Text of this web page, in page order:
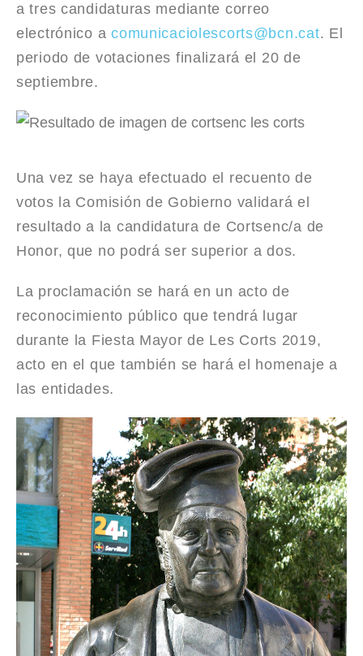
a tres candidaturas mediante correo
electrónico acomunicaciolescorts@bcn.cat. El
periodo de votaciones finalizará el 20 de
septiembre.
Una vez se haya efectuado el recuento de
votos la Comisión de Gobierno validará el
resultado a la candidatura de Cortsenc/a de
Honor, que no podrá ser superior a dos.
La proclamación se hará en un acto de
reconocimiento público que tendrá lugar
durante la Fiesta Mayor de Les Corts 2019,
acto en el que también se hará el homenaje a
las entidades.